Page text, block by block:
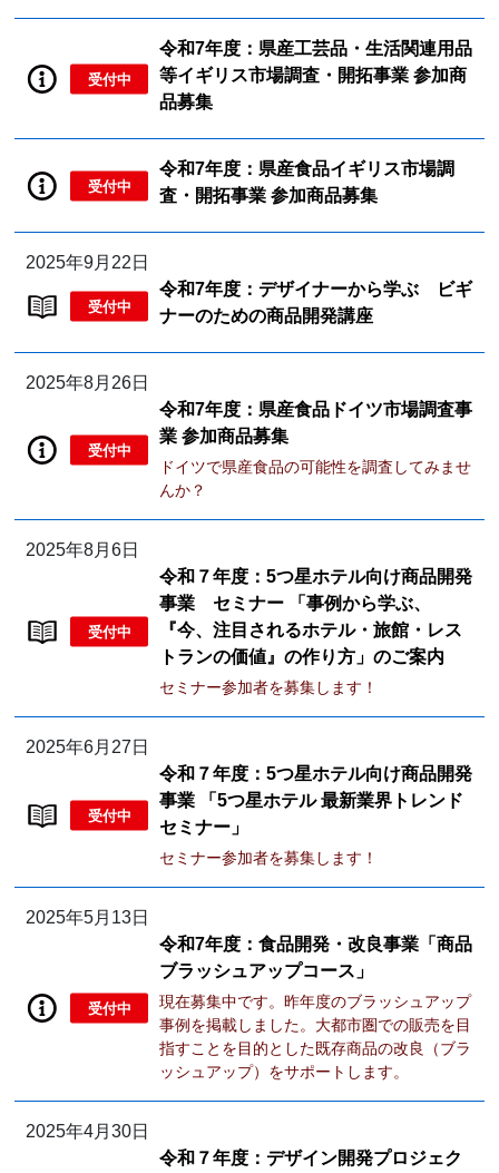
受付中
令和7年度：県産工芸品・生活関連用品
等イギリス市場調査・開拓事業 参加商
品募集
受付中
令和7年度：県産食品イギリス市場調
査・開拓事業 参加商品募集
2025年9月22日
受付中
令和7年度：デザイナーから学ぶ ビギ
ナーのための商品開発講座
2025年8月26日
受付中
令和7年度：県産食品ドイツ市場調査事
業 参加商品募集
ドイツで県産食品の可能性を調査してみませ
んか？
2025年8月6日
受付中
令和７年度：5つ星ホテル向け商品開発
事業 セミナー 「事例から学ぶ、
『今、注目されるホテル・旅館・レス
トランの価値』の作り方」のご案内
セミナー参加者を募集します！
2025年6月27日
受付中
令和７年度：5つ星ホテル向け商品開発
事業 「5つ星ホテル 最新業界トレンド
セミナー」
セミナー参加者を募集します！
2025年5月13日
受付中
令和7年度：食品開発・改良事業「商品
ブラッシュアップコース」
現在募集中です。昨年度のブラッシュアップ
事例を掲載しました。大都市圏での販売を目
指すことを目的とした既存商品の改良（ブラ
ッシュアップ）をサポートします。
2025年4月30日
令和７年度：デザイン開発プロジェク